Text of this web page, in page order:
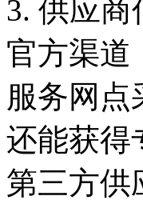
3. 供应商
官方渠道
服务网点
还能获得
第三方供